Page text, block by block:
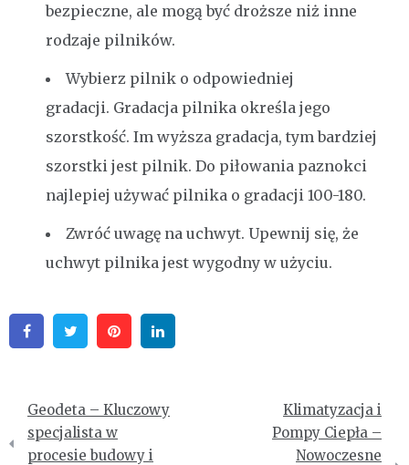
bezpieczne, ale mogą być droższe niż inne
rodzaje pilników.
Wybierz pilnik o odpowiedniej
gradacji. Gradacja pilnika określa jego
szorstkość. Im wyższa gradacja, tym bardziej
szorstki jest pilnik. Do piłowania paznokci
najlepiej używać pilnika o gradacji 100-180.
Zwróć uwagę na uchwyt. Upewnij się, że
uchwyt pilnika jest wygodny w użyciu.
FacebookTwitter Pinterest
Nawigacja
wpisu
Geodeta – Kluczowy
specjalista w
procesie budowy i
Klimatyzacja i
Pompy Ciepła –
Nowoczesne